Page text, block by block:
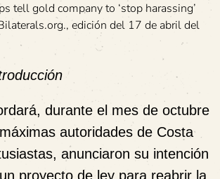
tell gold company to ‘stop harassing’
edición del 17 de abril del
durante el mes de octubre
autoridades de Costa
anunciaron su intención
proyecto de ley para reabrir la